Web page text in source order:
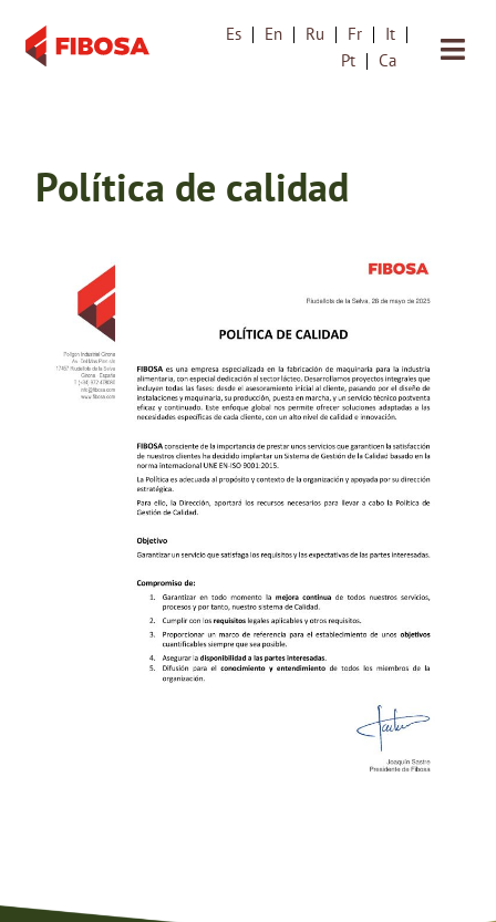
Saltar
Es En Ru Fr
It
Pt
Ca
Política de calidad